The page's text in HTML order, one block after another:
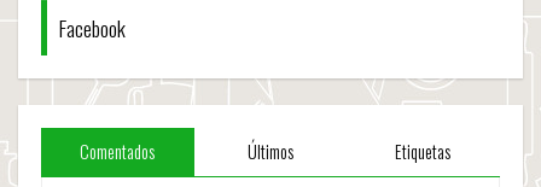
Facebook
Comentados Últimos Etiquetas